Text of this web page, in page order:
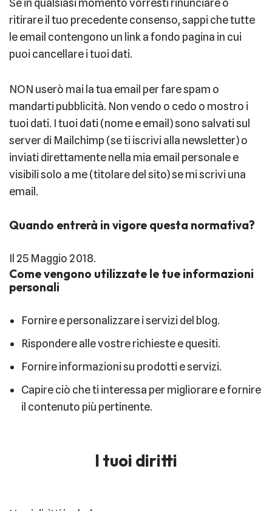
Se in qualsiasi momento vorresti rinunciare o
ritirare il tuo precedente consenso, sappi che tutte
le email contengono un link a fondo pagina in cui
puoi cancellare i tuoi dati.
NON userò mai la tua email per fare spam o
mandarti pubblicità. Non vendo o cedo o mostro i
tuoi dati. I tuoi dati (nome e email) sono salvati sul
server di Mailchimp (se ti iscrivi alla newsletter) o
inviati direttamente nella mia email personale e
visibili solo a me (titolare del sito) se mi scrivi una
email.
Quando entrerà in vigore questa normativa?
Il 25 Maggio 2018.
Come vengono utilizzate le tue informazioni
personali
Fornire e personalizzare i servizi del blog.
Rispondere alle vostre richieste e quesiti.
Fornire informazioni su prodotti e servizi.
Capire ciò che ti interessa per migliorare e fornire
il contenuto più pertinente.
I tuoi diritti